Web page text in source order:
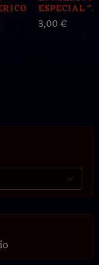
ESPECIAL "...
3,00 €